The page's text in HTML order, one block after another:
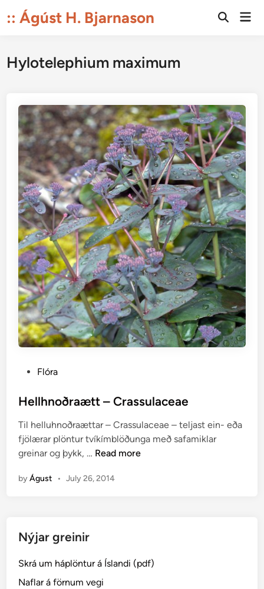
to:: Ágúst H. Bjarnason
Open
Hylotelephium maximum
s
e
d
i
Flóra
Hellhnoðraætt – Crassulaceae
Til helluhnoðraættar – Crassulaceae – teljast ein- eða
fjölærar plöntur tvíkímblöðunga með safamiklar
greinar og þykk, … H
l
r
a
Read more
byÁgust • July 26, 2014
Nýjar greinir
Skrá um háplöntur á Íslandi (pdf)
Naflar á förnum vegi